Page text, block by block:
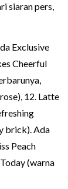
siaran pers,
Exclusive
Cheerful
12. Latte
brick). Ada
Peach
(warna